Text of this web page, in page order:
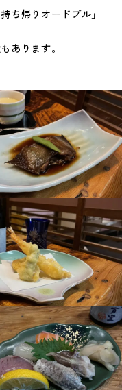
ち帰りオードブル」
あります。